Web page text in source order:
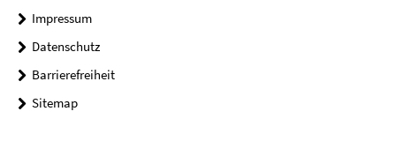
Impressum
Datenschutz
Barrierefreiheit
Sitemap